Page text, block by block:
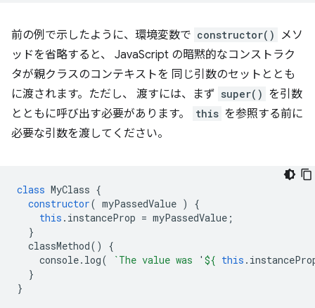
前の例で示したように、環境変数で constructor()
メソ
ッドを省略すると、 JavaScript の暗黙的なコンストラク
タが親クラスのコンテキストを 同じ引数のセットととも
に渡されます。ただし、 渡すには、まず super() を引数
とともに呼び出す必要があります。
this を参照する前に
必要な引数を渡してください。
class MyClass {
constructor( myPassedValue )
{
this . instanceProp = myPassedValue ;
}
classMethod()
{
console. log( `The value was ' ${ this .
}
}